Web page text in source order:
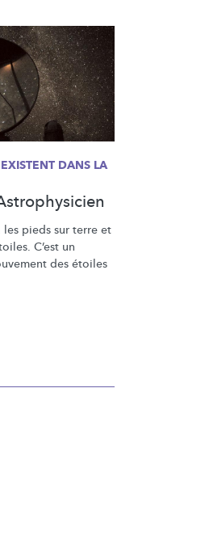
DANS LA
les pieds sur terre et
C’est un
des étoiles